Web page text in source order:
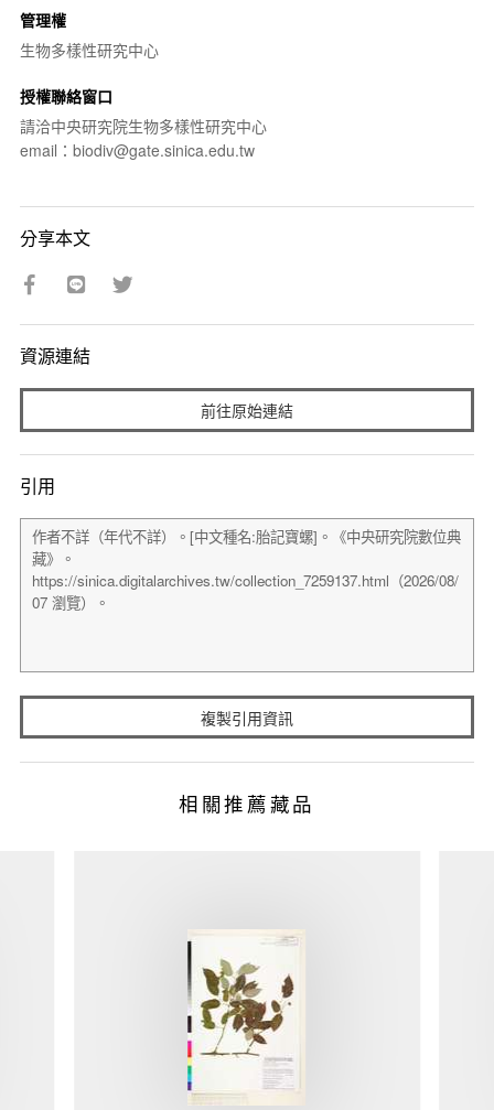
管理權
生物多樣性研究中心
授權聯絡窗口
請洽中央研究院生物多樣性研究中心
email：biodiv@gate.sinica.edu.tw
分享本文
資源連結
前往原始連結
引用
複製引用資訊
相關推薦藏品